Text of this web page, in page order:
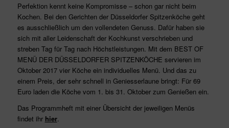
Perfektion kennt keine Kompromisse – schon gar nicht beim
Kochen. Bei den Gerichten der Düsseldorfer Spitzenköche geht
es ausschließlich um den vollendeten Genuss. Dafür haben sie
sich mit aller Leidenschaft der Kochkunst verschrieben und
streben Tag für Tag nach Höchstleistungen. Mit dem BEST OF
MENÜ DER DÜSSELDORFER SPITZENKÖCHE servieren im
Oktober 2017 vier Köche ein individuelles Menü. Und das zu
einem Preis, der sehr schnell in Geniesserlaune bringt: Für 69
Euro laden die Köche vom 1. bis 31. Oktober zum Genießen ein.
Das Programmheft mit einer Übersicht der jeweiligen Menüs
findet ihr hier.